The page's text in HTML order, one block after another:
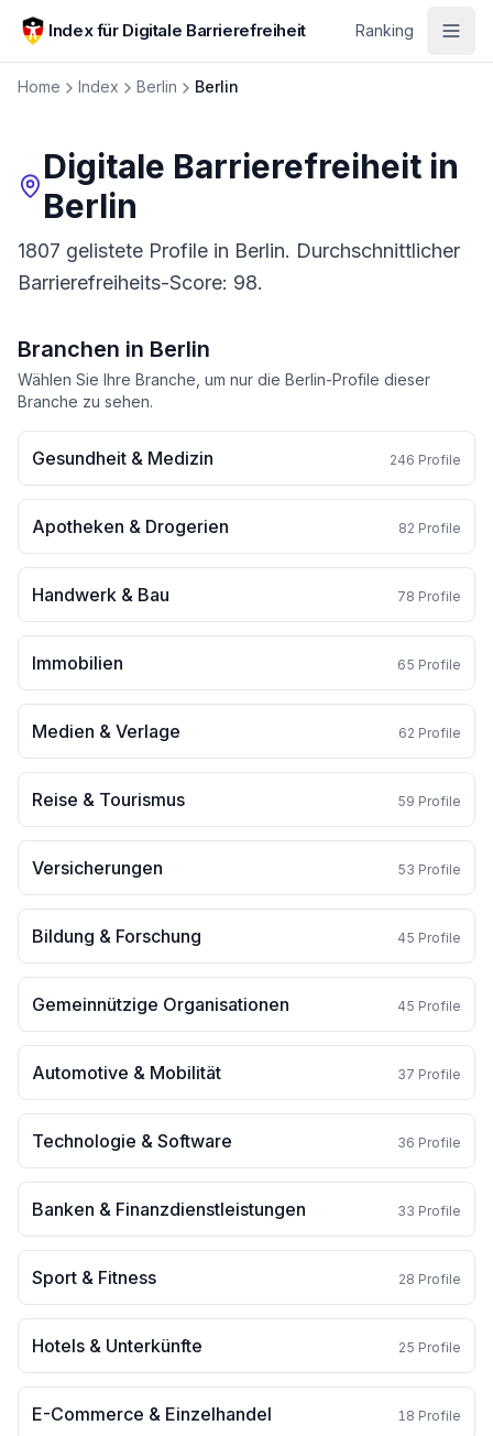
Zum Hauptinhalt springen
Index für Digitale Barrierefreiheit Ranking
Home Index Berlin Berlin
Digitale Barrierefreiheit in
Berlin
1807 gelistete Profile in Berlin. Durchschnittlicher
Barrierefreiheits-Score: 98.
Branchen in Berlin
Wählen Sie Ihre Branche, um nur die Berlin-Profile dieser
Branche zu sehen.
Gesundheit & Medizin 246 Profile
Apotheken & Drogerien 82 Profile
Handwerk & Bau 78 Profile
Immobilien 65 Profile
Medien & Verlage 62 Profile
Reise & Tourismus 59 Profile
Versicherungen 53 Profile
Bildung & Forschung 45 Profile
Gemeinnützige Organisationen 45 Profile
Automotive & Mobilität 37 Profile
Technologie & Software 36 Profile
Banken & Finanzdienstleistungen 33 Profile
Sport & Fitness 28 Profile
Hotels & Unterkünfte 25 Profile
E-Commerce & Einzelhandel 18 Profile